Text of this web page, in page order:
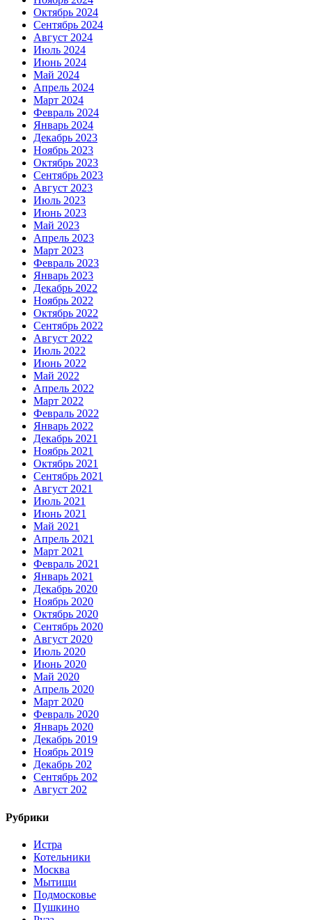
Октябрь 2024
Сентябрь 2024
Август 2024
Июль 2024
Июнь 2024
Май 2024
Апрель 2024
Март 2024
Февраль 2024
Январь 2024
Декабрь 2023
Ноябрь 2023
Октябрь 2023
Сентябрь 2023
Август 2023
Июль 2023
Июнь 2023
Май 2023
Апрель 2023
Март 2023
Февраль 2023
Январь 2023
Декабрь 2022
Ноябрь 2022
Октябрь 2022
Сентябрь 2022
Август 2022
Июль 2022
Июнь 2022
Май 2022
Апрель 2022
Март 2022
Февраль 2022
Январь 2022
Декабрь 2021
Ноябрь 2021
Октябрь 2021
Сентябрь 2021
Август 2021
Июль 2021
Июнь 2021
Май 2021
Апрель 2021
Март 2021
Февраль 2021
Январь 2021
Декабрь 2020
Ноябрь 2020
Октябрь 2020
Сентябрь 2020
Август 2020
Июль 2020
Июнь 2020
Май 2020
Апрель 2020
Март 2020
Февраль 2020
Январь 2020
Декабрь 2019
Ноябрь 2019
Декабрь 202
Сентябрь 202
Август 202
Рубрики
Истра
Котельники
Москва
Мытищи
Подмосковье
Пушкино